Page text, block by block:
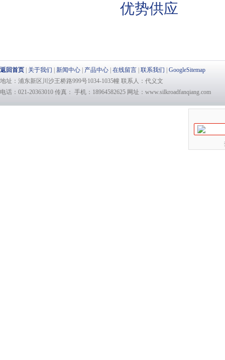
优势供应
返回首页 关于我们 新闻中心 产品中心 在线留言 联系我们
GoogleSitemap
地址：浦东新区川沙王桥路999号1034-1035幢 联系人：代义文
电话：021-20363010 传真： 手机：18964582625 网址：www.silkroadfanqiang.com